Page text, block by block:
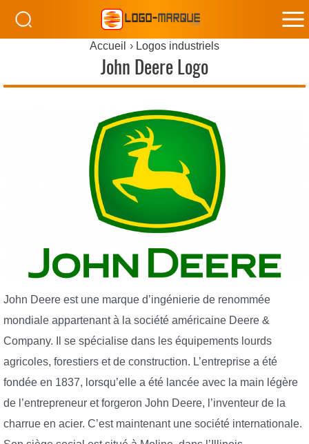
Accueil Logos industriels
John Deere Logo
John Deere est une marque d’ingénierie de renommée
mondiale appartenant à la société américaine Deere &
Company. Il se spécialise dans les équipements lourds
agricoles, forestiers et de construction. L’entreprise a été
fondée en 1837, lorsqu’elle a été lancée avec la main légère
de l’entrepreneur et forgeron John Deere, l’inventeur de la
charrue en acier. C’est maintenant une société internationale.